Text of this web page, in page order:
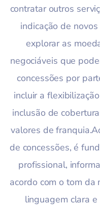
contratar outros
indicação de
explorar as
negociáveis que
concessões por
incluir a
inclusão de
valores de
de concessões, é
profissional,
acordo com o tom da
linguagem clara